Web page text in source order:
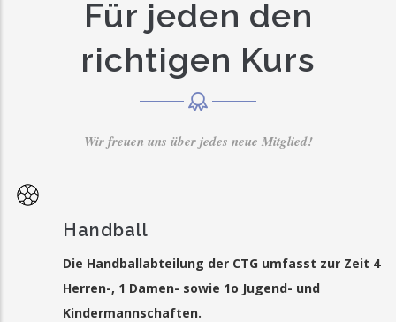
Für jeden den
richtigen Kurs
Wir freuen uns über jedes neue Mitglied!
Handball
Die Handballabteilung der CTG umfasst zur Zeit 4
Herren-, 1 Damen- sowie 1o Jugend- und
Kindermannschaften.